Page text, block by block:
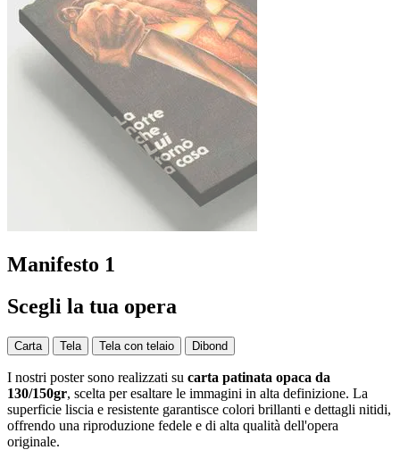
Manifesto 1
Scegli la tua opera
Carta Tela Tela con telaio Dibond
I nostri poster sono realizzati su carta patinata opaca da
130/150gr, scelta per esaltare le immagini in alta definizione. La
superficie liscia e resistente garantisce colori brillanti e dettagli nitidi,
offrendo una riproduzione fedele e di alta qualità dell'opera
originale.